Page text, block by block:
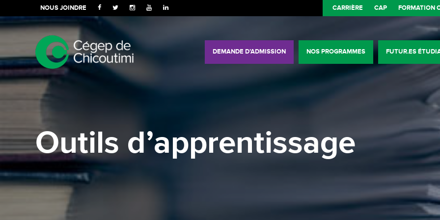
NOUS JOINDRE CARRIÈRE CAP FORMATION
DEMANDE D’ADMISSION NOS PROGRAMMES FUTUR.ES
Outils d’apprentissage